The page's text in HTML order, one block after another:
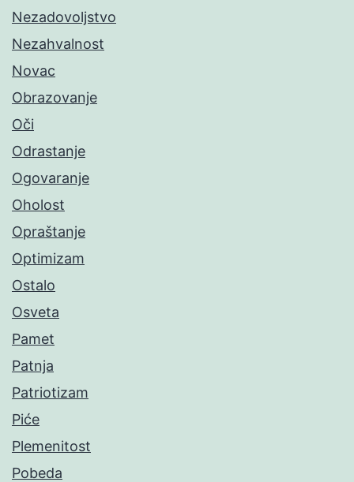
Nezadovoljstvo
Nezahvalnost
Novac
Obrazovanje
Oči
Odrastanje
Ogovaranje
Oholost
Opraštanje
Optimizam
Ostalo
Osveta
Pamet
Patnja
Patriotizam
Piće
Plemenitost
Pobeda